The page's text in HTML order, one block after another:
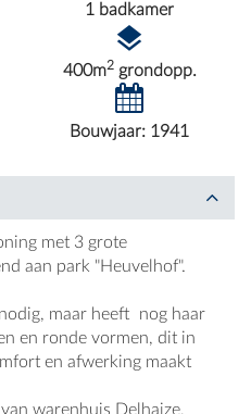
1 badkamer
400m2grondopp.
Bouwjaar: 1941
met 3 grote
aan park "Heuvelhof".
maar heeft nog haar
en ronde vormen, dit in
en afwerking maakt
warenhuis Delhaize,